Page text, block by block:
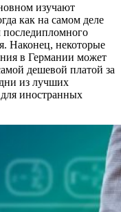
изучают
как на самом деле
последипломного
Наконец, некоторые
в Германии может
дешевой платой за
из лучших
иностранных